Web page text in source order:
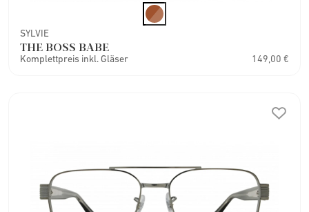
SYLVIE
THE BOSS BABE
Komplettpreis inkl. Gläser 149,00 €